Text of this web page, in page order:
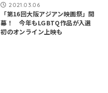
2021.03.06
「第16回大阪アジアン映画祭」開
幕！ 今年もLGBTQ作品が入選
初のオンライン上映も